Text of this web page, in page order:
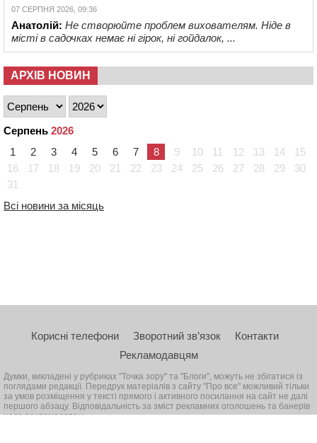
07 СЕРПНЯ 2026, 09:36
Анатолій: Не створюйте проблем вихователям. Ніде в
місті в садочках немає ні гірок, ні гойдалок, ...
АРХІВ НОВИН
Серпень 2026
1
2 3 4 5 6 7 8 9 10 11 12 13 14
15
16
17 18 19 20 21 22 23 24 25 26 27 28 29
30
31
Всі новини за місяць
Корисні телефони Зворотний зв’язок
Контакти
Рекламодавцям
Думки, викладені у рубриках "Точка зору" та "Блоги", можуть не збігатися із
поглядами редакції. Передрук матеріалів з сайту "Про все" можливий тільки
за умов розміщення у тексті прямого і активного посилання на сайт не далі
першого абзацу. Відповідальність за зміст рекламних оголошень та банерів
несе рекламодавець